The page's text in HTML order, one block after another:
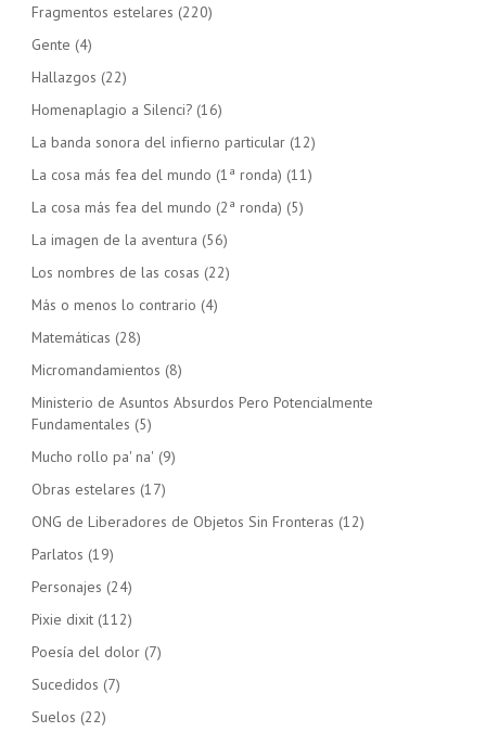
Fragmentos estelares (220)
Gente (4)
Hallazgos (22)
Homenaplagio a Silenci? (16)
La banda sonora del infierno particular (12)
La cosa más fea del mundo (1ª ronda) (11)
La cosa más fea del mundo (2ª ronda) (5)
La imagen de la aventura (56)
Los nombres de las cosas (22)
Más o menos lo contrario (4)
Matemáticas (28)
Micromandamientos (8)
Ministerio de Asuntos Absurdos Pero Potencialmente
Fundamentales (5)
Mucho rollo pa' na' (9)
Obras estelares (17)
ONG de Liberadores de Objetos Sin Fronteras (12)
Parlatos (19)
Personajes (24)
Pixie dixit (112)
Poesía del dolor (7)
Sucedidos (7)
Suelos (22)